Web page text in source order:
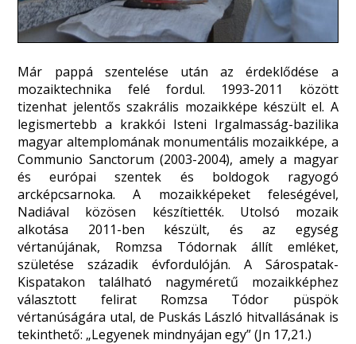
Már pappá szentelése után az érdeklődése a
mozaiktechnika felé fordul. 1993-2011 között
tizenhat jelentős szakrális mozaikképe készült el. A
legismertebb a krakkói Isteni Irgalmasság-bazilika
magyar altemplomának monumentális mozaikképe, a
Communio Sanctorum (2003-2004), amely a magyar
és európai szentek és boldogok ragyogó
arcképcsarnoka. A mozaikképeket feleségével,
Nadiával közösen készítiették. Utolsó mozaik
alkotása 2011-ben készült, és az egység
vértanújának, Romzsa Tódornak állít emléket,
születése századik évfordulóján. A Sárospatak-
Kispatakon található nagyméretű mozaikképhez
választott felirat Romzsa Tódor püspök
vértanúságára utal, de Puskás László hitvallásának is
tekinthető: „Legyenek mindnyájan egy” (Jn 17,21.)